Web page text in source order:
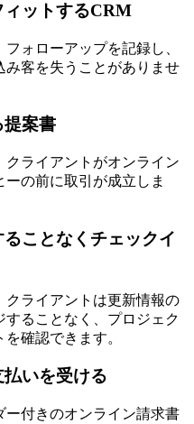
ィットするCRM
ォローアップを記録し、
客を失うことがありませ
提案書
ライアントがオンライン
の前に取引が成立しま
ことなくチェックイ
クライアントは更新情報の
ることなく、プロジェク
確認できます。
いを受ける
付きのオンライン請求書